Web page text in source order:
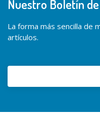
Nuestro Boletín
La forma más sencilla de
artículos.